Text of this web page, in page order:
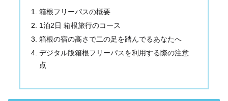
箱根フリーパスの概要
1泊2日 箱根旅行のコース
箱根の宿の高さで二の足を踏んでるあなたへ
デジタル版箱根フリーパスを利用する際の注意
点